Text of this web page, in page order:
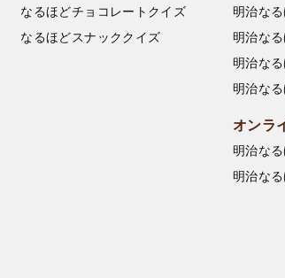
なるほどチョコレートクイズ
なるほどスナッククイズ
明治な
明治な
明治な
明治な
オンラ
明治な
明治な